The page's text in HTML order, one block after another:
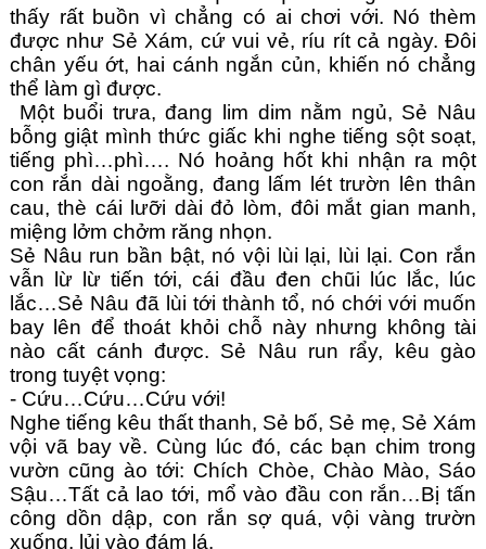
thấy rất buồn vì chẳng có ai chơi với. Nó thèm
được như Sẻ Xám, cứ vui vẻ, ríu rít cả ngày. Đôi
chân yếu ớt, hai cánh ngắn củn, khiến nó chẳng
thể làm gì được.
Một buổi trưa, đang lim dim nằm ngủ, Sẻ Nâu
bỗng giật mình thức giấc khi nghe tiếng sột soạt,
tiếng phì…phì…. Nó hoảng hốt khi nhận ra một
con rắn dài ngoằng, đang lấm lét trườn lên thân
cau, thè cái lưỡi dài đỏ lòm, đôi mắt gian manh,
miệng lởm chởm răng nhọn.
Sẻ Nâu run bần bật, nó vội lùi lại, lùi lại. Con rắn
vẫn lừ lừ tiến tới, cái đầu đen chũi lúc lắc, lúc
lắc…Sẻ Nâu đã lùi tới thành tổ, nó chới với muốn
bay lên để thoát khỏi chỗ này nhưng không tài
nào cất cánh được. Sẻ Nâu run rẩy, kêu gào
trong tuyệt vọng:
- Cứu…Cứu…Cứu với!
Nghe tiếng kêu thất thanh, Sẻ bố, Sẻ mẹ, Sẻ Xám
vội vã bay về. Cùng lúc đó, các bạn chim trong
vườn cũng ào tới: Chích Chòe, Chào Mào, Sáo
Sậu…Tất cả lao tới, mổ vào đầu con rắn…Bị tấn
công dồn dập, con rắn sợ quá, vội vàng trườn
xuống, lủi vào đám lá.